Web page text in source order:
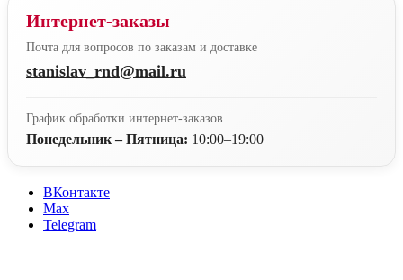
Интернет-заказы
Почта для вопросов по заказам и доставке
stanislav_rnd@mail.ru
График обработки интернет-заказов
Понедельник – Пятница: 10:00–19:00
ВКонтакте
Max
Telegram